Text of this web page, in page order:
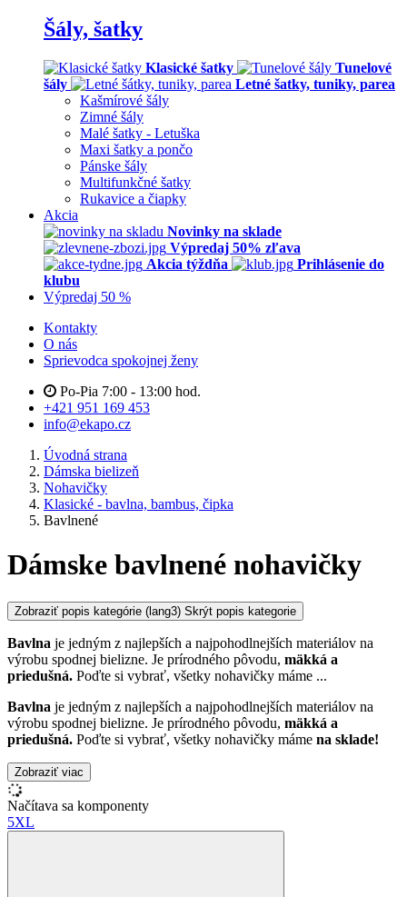
Šály, šatky
Klasické šatky
Tunelové
šály
Letné šatky, tuniky, parea
Kašmírové šály
Zimné šály
Malé šatky - Letuška
Maxi šatky a pončo
Pánske šály
Multifunkčné šatky
Rukavice a čiapky
Akcia
Novinky na sklade
Výpredaj 50% zľava
Akcia týždňa
Prihlásenie do
klubu
Výpredaj 50 %
Kontakty
O nás
Sprievodca spokojnej ženy
Po-Pia 7:00 - 13:00 hod.
+421 951 169 453
info@ekapo.cz
Úvodná strana
Dámska bielizeň
Nohavičky
Klasické - bavlna, bambus, čipka
Bavlnené
Dámske bavlnené nohavičky
Zobraziť popis kategórie (lang3) Skrýt popis kategorie
Bavlna je jedným z najlepších a najpohodlnejších materiálov na
výrobu spodnej bielizne. Je prírodného pôvodu, mäkká a
priedušná. Poďte si vybrať, všetky nohavičky máme ...
Bavlna je jedným z najlepších a najpohodlnejších materiálov na
výrobu spodnej bielizne. Je prírodného pôvodu, mäkká a
priedušná. Poďte si vybrať, všetky nohavičky máme na sklade!
Zobraziť viac
Načítava sa komponenty
5XL